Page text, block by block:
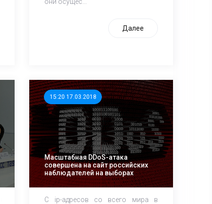
Далее
15:20 17.03.2018
Масштабная DDoS-атака
совершена на сайт российских
наблюдателей на выборах
С ip-адресов со всего мира в